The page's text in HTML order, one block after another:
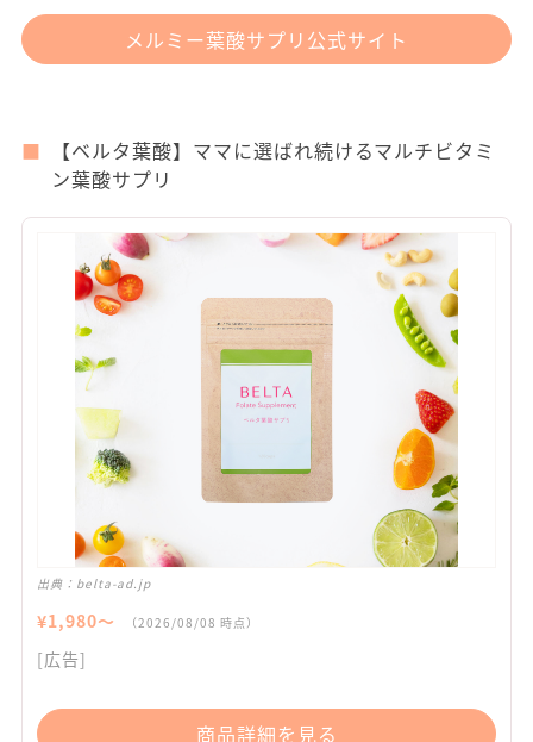
メルミー葉酸サプリ公式サイト
【ベルタ葉酸】ママに選ばれ続けるマルチビタミ
ン葉酸サプリ
出典： belta-ad.jp
¥1,980〜 （2026/08/08 時点）
[広告]
商品詳細を見る